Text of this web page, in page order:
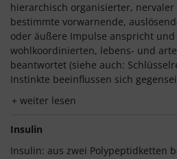
hierarchisch organisierter,
bestimmte vorwarnende,
oder äußere Impulse anspricht
wohlkoordinierten, lebens- und
beantwortet (siehe auch:
Instinkte beeinflussen sich
weiter lesen
Insulin
Insulin: aus zwei Polypeptidketten